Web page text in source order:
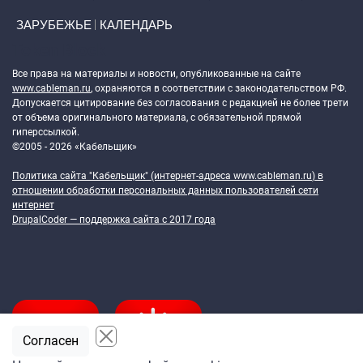
ЗАРУБЕЖЬЕ КАЛЕНДАРЬ
Все права на материалы и новости, опубликованные на сайте
www.cableman.ru, охраняются в соответствии с законодательством РФ.
Допускается цитирование без согласования с редакцией не более трети
от объема оригинального материала, с обязательной прямой
гиперссылкой.
©2005 - 2026 «Кабельщик»
Политика сайта "Кабельщик" (интернет-адреса www.cableman.ru) в
отношении обработки персональных данных пользователей сети
интернет
DrupalCoder — поддержка сайта c 2017 года
Согласен